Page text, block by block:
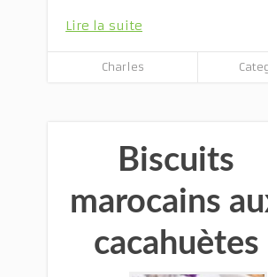
Lire la suite
Charles
Biscuits
marocains
cacahuètes